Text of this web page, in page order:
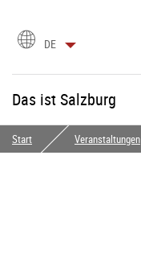
Sprachauswahl
DE
Das ist Salzburg
Start Veranstaltungen